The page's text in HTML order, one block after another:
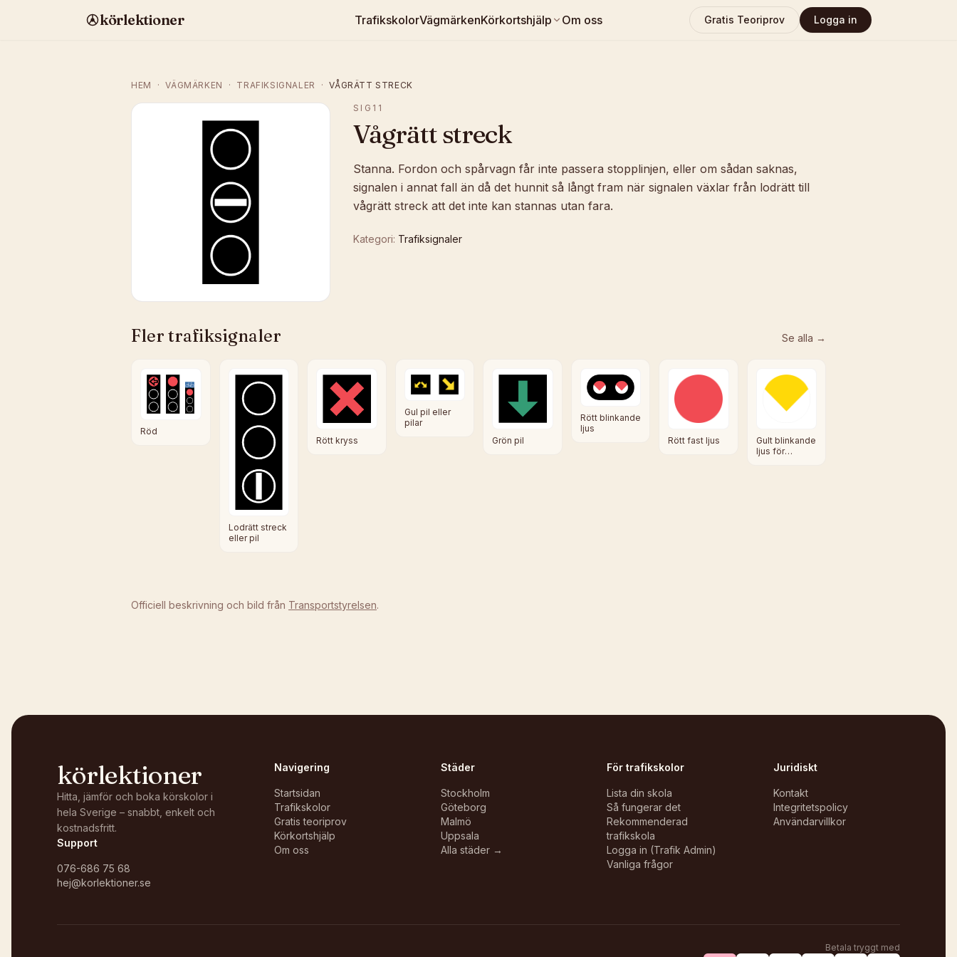
körlektioner TrafikskolorVägmärkenKörkortshjälp Om oss Gratis Teoriprov Logga in
HEM · VÄGMÄRKEN · TRAFIKSIGNALER · VÅGRÄTT STRECK
SIG11
Vågrätt streck
Stanna. Fordon och spårvagn får inte passera stopplinjen, eller om sådan saknas,
signalen i annat fall än då det hunnit så långt fram när signalen växlar från lodrätt till
vågrätt streck att det inte kan stannas utan fara.
Kategori: Trafiksignaler
Fler trafiksignaler Se alla →
Röd
Lodrätt streck
eller pil
Rött kryss
Gul pil eller
pilar
Grön pil
Rött blinkande
ljus
Rött fast ljus
Gult blinkande
ljus för
Officiell beskrivning och bild från Transportstyrelsen.
körlektioner
Hitta, jämför och boka körskolor i
hela Sverige – snabbt, enkelt och
kostnadsfritt.
Support
076-686 75 68
hej@korlektioner.se
Navigering
Startsidan
Trafikskolor
Gratis teoriprov
Körkortshjälp
Om oss
Städer
Stockholm
Göteborg
Malmö
Uppsala
Alla städer →
För trafikskolor
Lista din skola
Så fungerar det
Rekommenderad
trafikskola
Logga in (Trafik Admin)
Vanliga frågor
Juridiskt
Kontakt
Integritetspolicy
Användarvillkor
Betala tryggt med